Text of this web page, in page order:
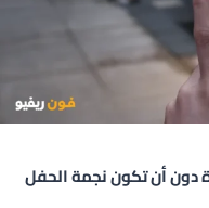
دون أن تكون نجمة الحفل